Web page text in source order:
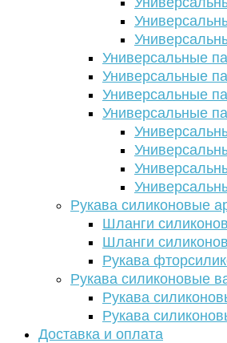
Универсальные
Универсальные
Универсальные
Универсальные
Рукава силиконовые
Шланги
Шланги
Рукава
Рукава силиконовые
Рукава
Рукава
Доставка и оплата